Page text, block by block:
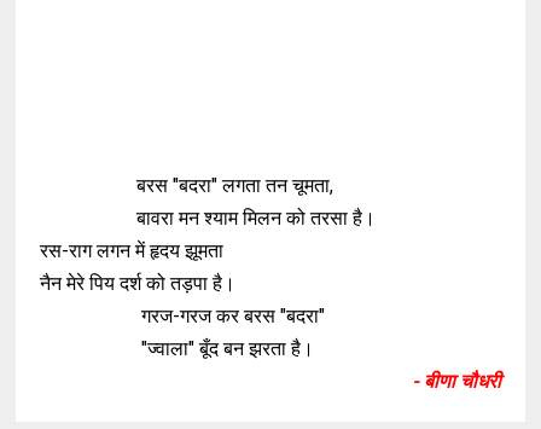
बरस "बदरा" लगता तन चूमता,
बावरा मन श्याम मिलन को तरसा है।
रस-राग लगन में हृदय झूमता
नैन मेरे पिय दर्श को तड़पा है।
गरज-गरज कर बरस "बदरा"
"ज्वाला" बूँद बन झरता है।
- बीणा चौधरी